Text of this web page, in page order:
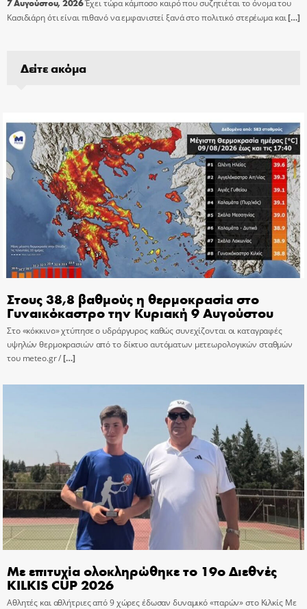
7 Αυγούστου, 2026Έχει τώρα κάμποσο καιρό που συζητιέται το όνομα του
Κασιδιάρη ότι είναι πιθανό να εμφανιστεί ξανά στο πολιτικό στερέωμα και[…]
Δείτε ακόμα
Στους 38,8 βαθμούς η θερμοκρασία στο
Γυναικόκαστρο την Κυριακή 9 Αυγούστου
Στο «κόκκινο» χτύπησε ο υδράργυρος καθώς συνεχίζονται οι καταγραφές
υψηλών θερμοκρασιών από το δίκτυο αυτόματων μετεωρολογικών σταθμών
του meteo.gr /[…]
Με επιτυχία ολοκληρώθηκε το 19ο Διεθνές
KILKIS CUP 2026
Αθλητές και αθλήτριες από 9 χώρες έδωσαν δυναμικό «παρών» στο Κιλκίς Με